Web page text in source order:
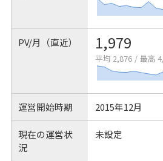
PV/月（直近） 1,979
平均 2,876 / 最高
運営開始時期 2015年12月
現在の運営状
況
未設定